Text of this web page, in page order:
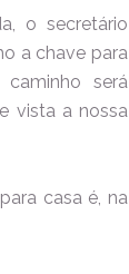
o secretário
a chave para
será
vista a nossa
casa é, na